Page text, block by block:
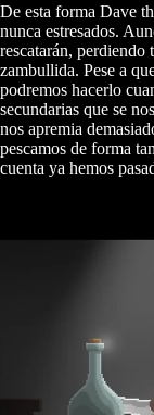
De esta forma Dave
nunca estresados.
rescatarán, perdiendo
zambullida. Pese a
podremos hacerlo
secundarias que se
nos apremia
pescamos de forma
cuenta ya hemos